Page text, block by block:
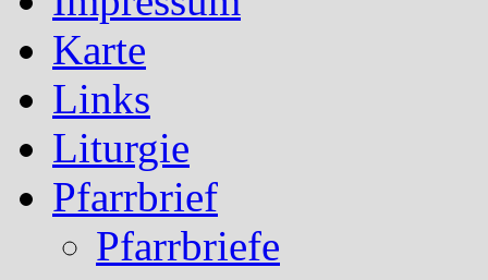
Karte
Links
Liturgie
Pfarrbrief
Pfarrbriefe